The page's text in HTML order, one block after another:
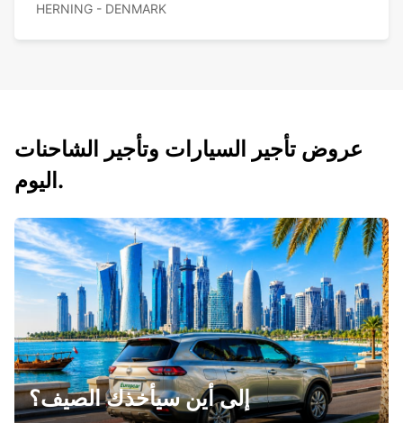
HERNING - DENMARK
عروض تأجير السيارات وتأجير الشاحنات
اليوم.
إلى أين سيأخذك الصيف؟